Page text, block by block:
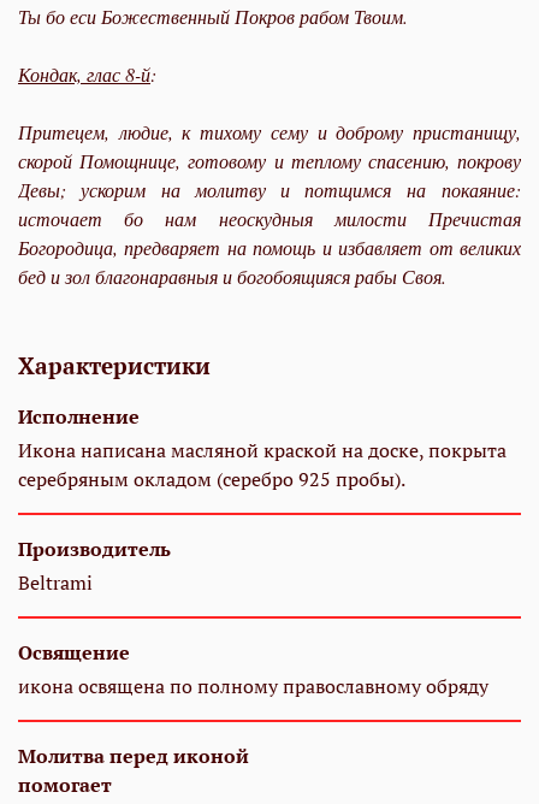
Ты бо еси Божественный Покров рабом Твоим.
Кондак, глас 8-й:
Притецем, людие, к тихому сему и доброму пристанищу,
скорой Помощнице, готовому и теплому спасению, покрову
Девы; ускорим на молитву и потщимся на покаяние:
источает бо нам неоскудныя милости Пречистая
Богородица, предваряет на помощь и избавляет от великих
бед и зол благонаравныя и богобоящияся рабы Своя.
Характеристики
Исполнение
Икона написана масляной краской на доске, покрыта
серебряным окладом (серебро 925 пробы).
Производитель
Beltrami
Освящение
икона освящена по полному православному обряду
Молитва перед иконой
помогает